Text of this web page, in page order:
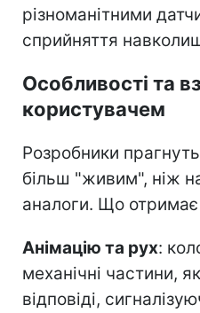
різноманітними
сприйняття
Особливості та
користувачем
Розробники
більш "живим", ніж
аналоги. Що отримає
Анімацію та рух:
механічні частини,
відповіді,